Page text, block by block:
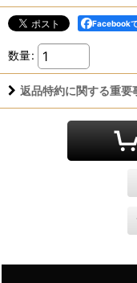
Facebook
数量:
返品特約に関する重要